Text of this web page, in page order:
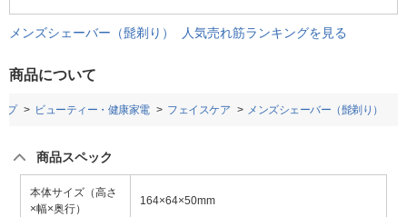
メンズシェーバー（髭剃り） 人気売れ筋ランキングを見る
商品について
プ ビューティー・健康家電 フェイスケア メンズシェーバー（髭剃り）
商品スペック
本体サイズ（高さ
×幅×奥行）
164×64×50mm